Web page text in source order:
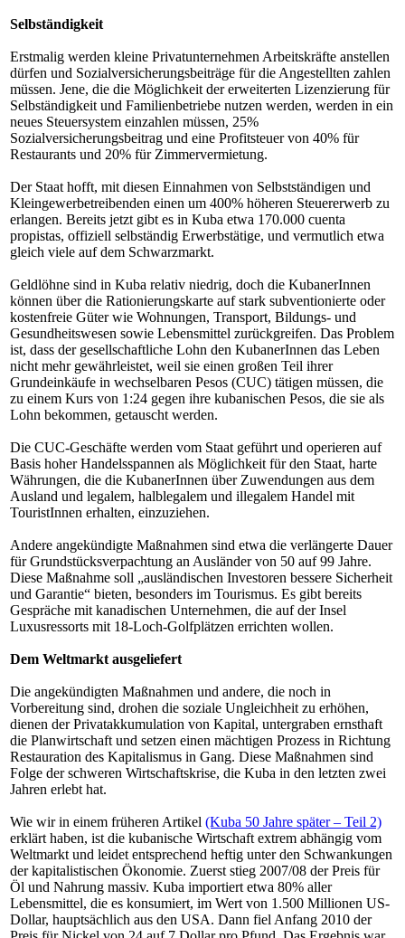
Selbständigkeit
Erstmalig werden kleine Privatunternehmen Arbeitskräfte anstellen
dürfen und Sozialversicherungsbeiträge für die Angestellten zahlen
müssen. Jene, die die Möglichkeit der erweiterten Lizenzierung für
Selbständigkeit und Familienbetriebe nutzen werden, werden in ein
neues Steuersystem einzahlen müssen, 25%
Sozialversicherungsbeitrag und eine Profitsteuer von 40% für
Restaurants und 20% für Zimmervermietung.
Der Staat hofft, mit diesen Einnahmen von Selbstständigen und
Kleingewerbetreibenden einen um 400% höheren Steuererwerb zu
erlangen. Bereits jetzt gibt es in Kuba etwa 170.000 cuenta
propistas, offiziell selbständig Erwerbstätige, und vermutlich etwa
gleich viele auf dem Schwarzmarkt.
Geldlöhne sind in Kuba relativ niedrig, doch die KubanerInnen
können über die Rationierungskarte auf stark subventionierte oder
kostenfreie Güter wie Wohnungen, Transport, Bildungs- und
Gesundheitswesen sowie Lebensmittel zurückgreifen. Das Problem
ist, dass der gesellschaftliche Lohn den KubanerInnen das Leben
nicht mehr gewährleistet, weil sie einen großen Teil ihrer
Grundeinkäufe in wechselbaren Pesos (CUC) tätigen müssen, die
zu einem Kurs von 1:24 gegen ihre kubanischen Pesos, die sie als
Lohn bekommen, getauscht werden.
Die CUC-Geschäfte werden vom Staat geführt und operieren auf
Basis hoher Handelsspannen als Möglichkeit für den Staat, harte
Währungen, die die KubanerInnen über Zuwendungen aus dem
Ausland und legalem, halblegalem und illegalem Handel mit
TouristInnen erhalten, einzuziehen.
Andere angekündigte Maßnahmen sind etwa die verlängerte Dauer
für Grundstücksverpachtung an Ausländer von 50 auf 99 Jahre.
Diese Maßnahme soll „ausländischen Investoren bessere Sicherheit
und Garantie“ bieten, besonders im Tourismus. Es gibt bereits
Gespräche mit kanadischen Unternehmen, die auf der Insel
Luxusressorts mit 18-Loch-Golfplätzen errichten wollen.
Dem Weltmarkt ausgeliefert
Die angekündigten Maßnahmen und andere, die noch in
Vorbereitung sind, drohen die soziale Ungleichheit zu erhöhen,
dienen der Privatakkumulation von Kapital, untergraben ernsthaft
die Planwirtschaft und setzen einen mächtigen Prozess in Richtung
Restauration des Kapitalismus in Gang. Diese Maßnahmen sind
Folge der schweren Wirtschaftskrise, die Kuba in den letzten zwei
Jahren erlebt hat.
Wie wir in einem früheren Artikel (Kuba 50 Jahre später – Teil 2)
erklärt haben, ist die kubanische Wirtschaft extrem abhängig vom
Weltmarkt und leidet entsprechend heftig unter den Schwankungen
der kapitalistischen Ökonomie. Zuerst stieg 2007/08 der Preis für
Öl und Nahrung massiv. Kuba importiert etwa 80% aller
Lebensmittel, die es konsumiert, im Wert von 1.500 Millionen US-
Dollar, hauptsächlich aus den USA. Dann fiel Anfang 2010 der